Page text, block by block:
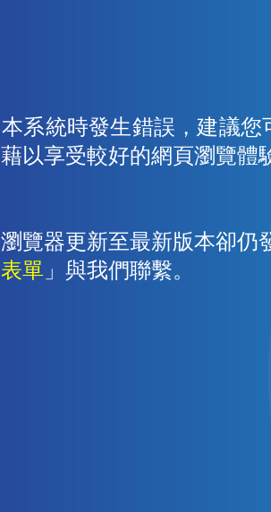
系統時發生錯誤，建議
以享受較好的網頁瀏覽體
覽器更新至最新版本卻
表單 」與我們聯繫。